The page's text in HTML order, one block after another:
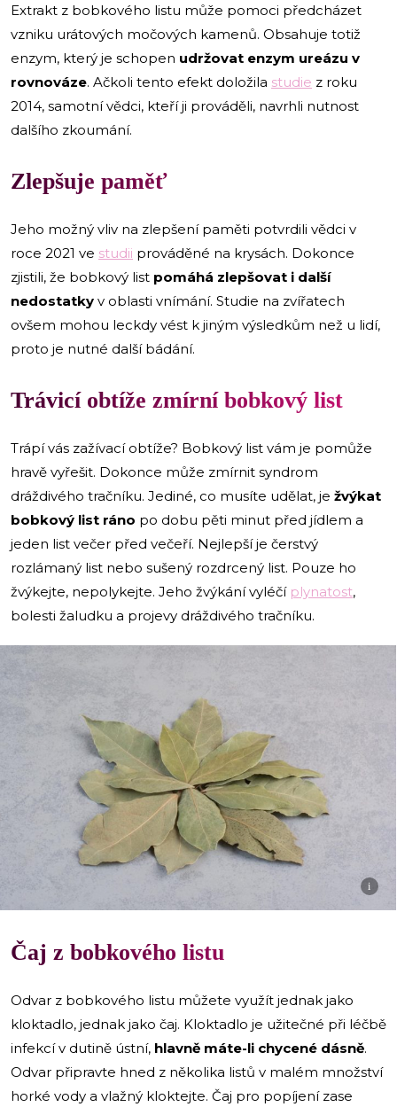
Extrakt z bobkového listu může pomoci předcházet
vzniku urátových močových kamenů. Obsahuje totiž
enzym, který je schopen udržovat enzym ureázu v
rovnováze. Ačkoli tento efekt doložila studie z roku
2014, samotní vědci, kteří ji prováděli, navrhli nutnost
dalšího zkoumání.
Zlepšuje paměť
Jeho možný vliv na zlepšení paměti potvrdili vědci v
roce 2021 ve studii prováděné na krysách. Dokonce
zjistili, že bobkový list pomáhá zlepšovat i další
nedostatky v oblasti vnímání. Studie na zvířatech
ovšem mohou leckdy vést k jiným výsledkům než u lidí,
proto je nutné další bádání.
Trávicí obtíže zmírní bobkový list
Trápí vás zažívací obtíže? Bobkový list vám je pomůže
hravě vyřešit. Dokonce může zmírnit syndrom
dráždivého tračníku. Jediné, co musíte udělat, je žvýkat
bobkový list ráno po dobu pěti minut před jídlem a
jeden list večer před večeří. Nejlepší je čerstvý
rozlámaný list nebo sušený rozdrcený list. Pouze ho
žvýkejte, nepolykejte. Jeho žvýkání vyléčí plynatost,
bolesti žaludku a projevy dráždivého tračníku.
i
Čaj z bobkového listu
Odvar z bobkového listu můžete využít jednak jako
kloktadlo, jednak jako čaj. Kloktadlo je užitečné při léčbě
infekcí v dutině ústní, hlavně máte-li chycené dásně.
Odvar připravte hned z několika listů v malém množství
horké vody a vlažný kloktejte. Čaj pro popíjení zase